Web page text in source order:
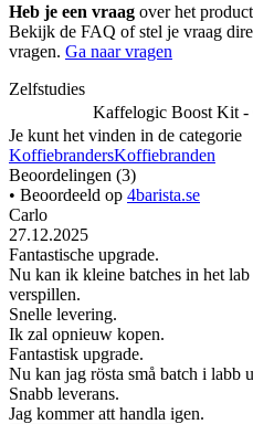
Heb je een vraag over het
Bekijk de FAQ of stel je vraag
vragen. Ga naar vragen
Zelfstudies
Kaffelogic Boost Kit -
Je kunt het vinden in de categorie
KoffiebrandersKoffiebranden
Beoordelingen (3)
• Beoordeeld op 4barista.se
Carlo
27.12.2025
Fantastische upgrade.
Nu kan ik kleine batches in het
verspillen.
Snelle levering.
Ik zal opnieuw kopen.
Fantastisk upgrade.
Nu kan jag rösta små batch i labb
Snabb leverans.
Jag kommer att handla igen.